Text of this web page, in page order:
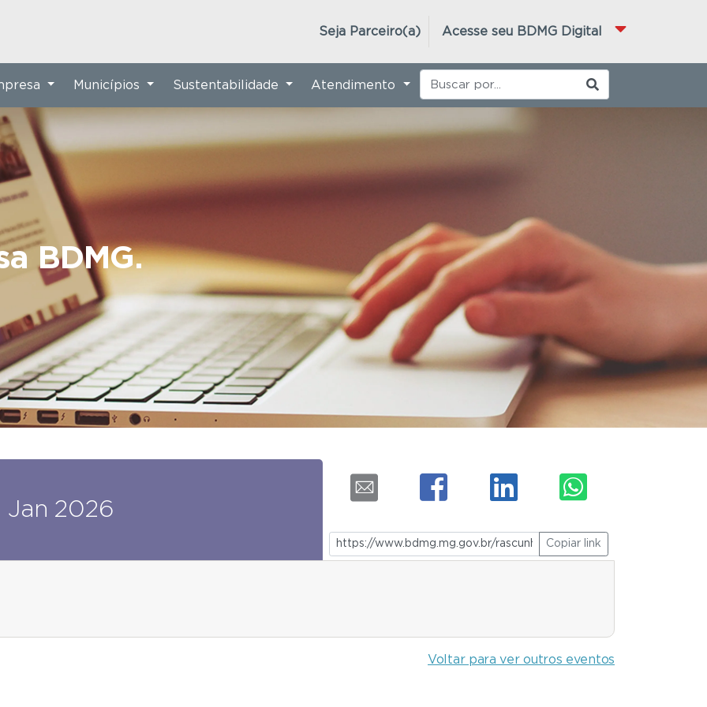
Acesse seu BDMG Digital
Seja Parceiro(a)
BDMG.
Municípios Sustentabilidade Atendimento
Jan 2026
Copiar link
Voltar para ver outros eventos